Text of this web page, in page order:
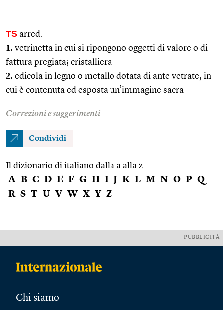
TS arred.
1. vetrinetta in cui si ripongono oggetti di valore o di
fattura pregiata; cristalliera
2. edicola in legno o metallo dotata di ante vetrate, in
cui è contenuta ed esposta un’immagine sacra
Correzioni e suggerimenti
Condividi
Il dizionario di italiano dalla a alla z
A B C D E F G H I J K L M N O P Q
R S T U V W X Y Z
PUBBLICITÀ
Chi siamo